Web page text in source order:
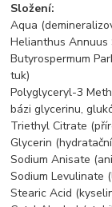
Složení:
Aqua
Helianthus Annuus
Butyrospermum
tuk)
Polyglyceryl-3
bázi glycerinu,
Triethyl Citrate
Glycerin
Sodium Anisate
Sodium Levulinate
Stearic Acid